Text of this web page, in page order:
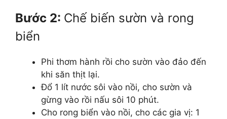
Bước 2: Chế biến sườn và rong
biển
Phi thơm hành rồi cho sườn vào đảo đến
khi săn thịt lại.
Đổ 1 lít nước sôi vào nồi, cho sườn và
gừng vào rồi nấu sôi 10 phút.
Cho rong biển vào nồi, cho các gia vị: 1